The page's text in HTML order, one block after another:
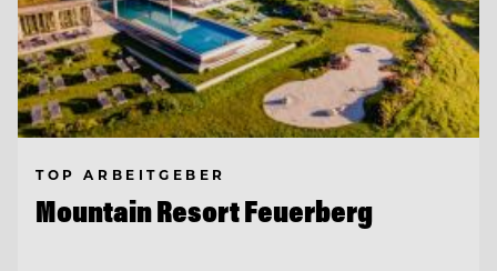
TOP ARBEITGEBER
Mountain Resort Feuerberg